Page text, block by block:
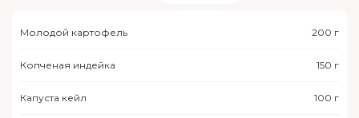
Молодой картофель 200 г
Копченая индейка 150 г
Капуста кейл 100 г